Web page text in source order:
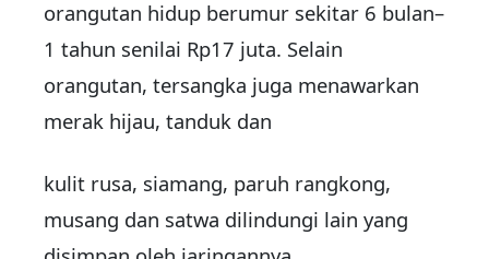
orangutan hidup berumur sekitar 6 bulan–
1 tahun senilai Rp17 juta. Selain
orangutan, tersangka juga menawarkan
merak hijau, tanduk dan
kulit rusa, siamang, paruh rangkong,
musang dan satwa dilindungi lain yang